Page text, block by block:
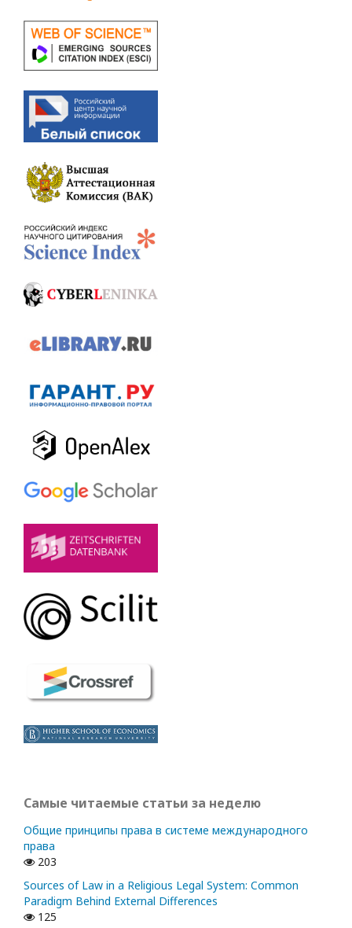
Самые читаемые статьи за неделю
Общие принципы права в системе международного
права
203
Sources of Law in a Religious Legal System: Common
Paradigm Behind External Differences
125